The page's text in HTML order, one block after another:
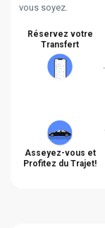
vous soyez.
Réservez votre
Transfert
Asseyez-vous et
Profitez du Trajet!